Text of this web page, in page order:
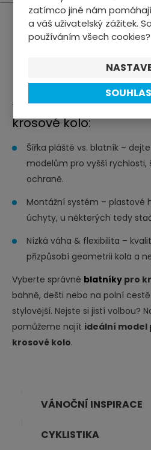
zatímco jiné nám
a váš uživatelský zážitek.
používáním všech cookies?
Tipy pro výběr
krosové kolo:
Šířka pláště vs. blatník –
modelům pro vyšší rychlosti,
ochraně.
Montážní systém – plastové
úchyty, u některých tedy
Nízká váha & flexibilita –
přizpůsobí geometrii kola a
Vyberte správné blatníky pro
bahně, dešti nebo na polní
stylovější. Nejste si jistí volbou?
pomůžeme najít ideální model
krosové kolo.
VÁNOČNÍ INSPIRACE
CYKLISTIKA